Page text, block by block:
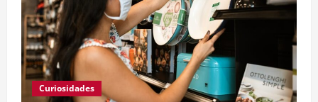
Curiosidades